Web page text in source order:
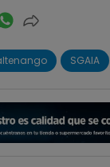
SGAIA